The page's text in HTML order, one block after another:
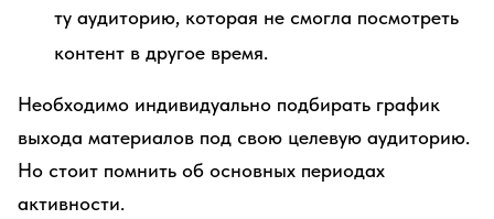
ту аудиторию, которая не смогла посмотреть
контент в другое время.
Необходимо индивидуально подбирать график
выхода материалов под свою целевую аудиторию.
Но стоит помнить об основных периодах
активности.